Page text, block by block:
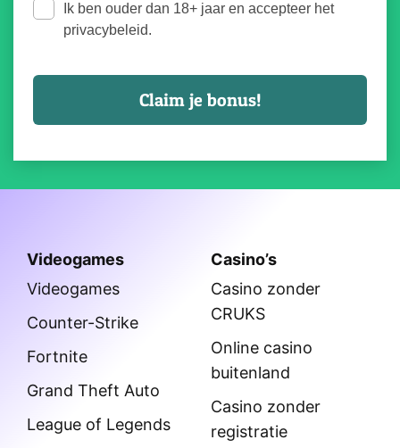
Ik ben ouder dan 18+ jaar en accepteer het
privacybeleid.
Videogames
Videogames
Counter-Strike
Fortnite
Grand Theft Auto
League of Legends
Casino’s
Casino zonder
CRUKS
Online casino
buitenland
Casino zonder
registratie